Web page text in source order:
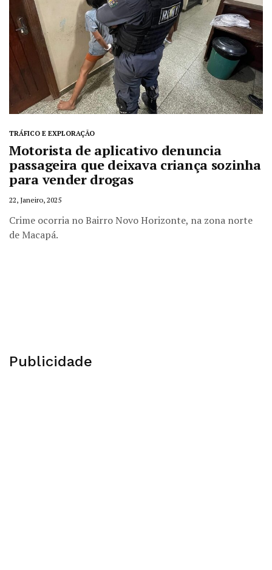
TRÁFICO E EXPLORAÇÃO
Motorista de aplicativo denuncia
passageira que deixava criança sozinha
para vender drogas
22, Janeiro, 2025
Crime ocorria no Bairro Novo Horizonte, na zona norte
de Macapá.
Publicidade